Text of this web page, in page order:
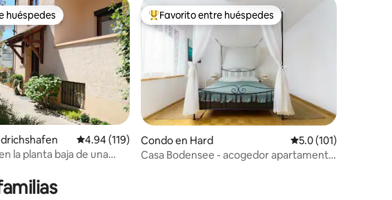
5, 120 reseñas
huéspedes
huéspedes
Calificación promedio: 4.94 de 5, 119 reseñas
4.94 (119)
la planta baja de una
Favorito entre huéspedes preferido
Favorito entre huéspedes
Condo en Hard Calificación
5.0 (101)
Casa Bodensee - acogedor apartamento